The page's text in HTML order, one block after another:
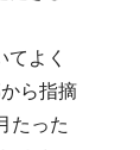
よく
ら指摘
たった